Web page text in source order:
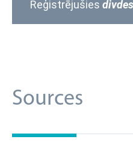
Reģistrējušies
Sources